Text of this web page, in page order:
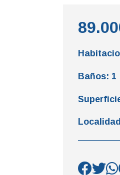
Baños: 1
Localidad